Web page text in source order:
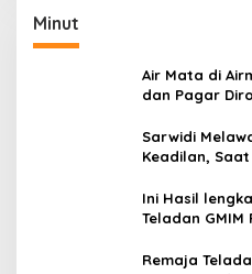
Minut
Air Mata di
dan Pagar
Sarwidi
Keadilan,
Ini Hasil
Teladan GMIM
Remaja